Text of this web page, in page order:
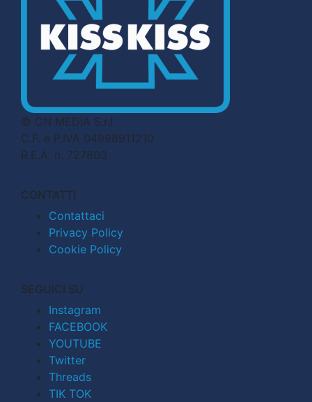
© CN MEDIA S.r.l.
C.F. e P.IVA 04998911210
R.E.A. n. 727803
CONTATTI
Contattaci
Privacy Policy
Cookie Policy
SEGUICI SU
Instagram
FACEBOOK
YOUTUBE
Twitter
Threads
TIK TOK